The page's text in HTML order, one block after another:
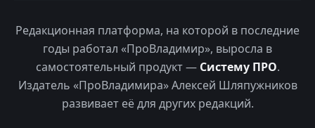
Редакционная платформа, на которой в последние
годы работал «ПроВладимир», выросла в
самостоятельный продукт — Систему ПРО.
Издатель «ПроВладимира» Алексей Шляпужников
развивает её для других редакций.